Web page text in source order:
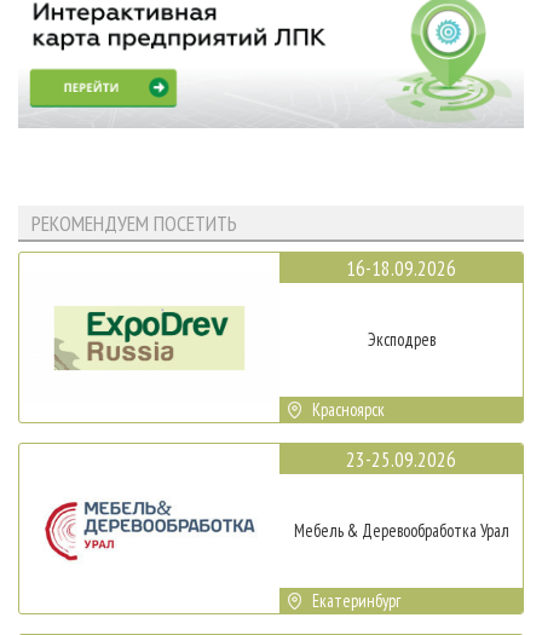
РЕКОМЕНДУЕМ ПОСЕТИТЬ
16-18.09.2026
Эксподрев
Красноярск
23-25.09.2026
Мебель & Деревообработка Урал
Екатеринбург